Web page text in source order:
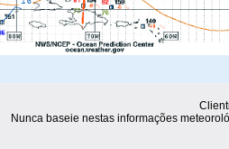
Nunca baseie nestas informações